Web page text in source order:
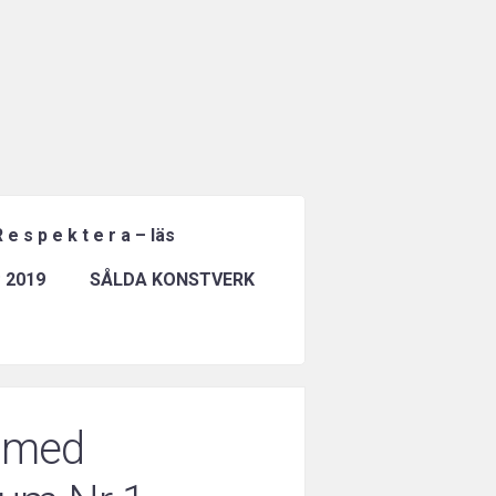
e s p e k t e r a – läs
2019 SÅLDA KONSTVERK